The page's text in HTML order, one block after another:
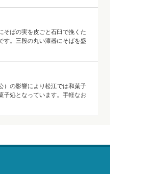
そばの実を皮ごと石臼で挽くた
す。三段の丸い漆器にそばを盛
）の影響により松江では和菓子
子処となっています。手軽なお